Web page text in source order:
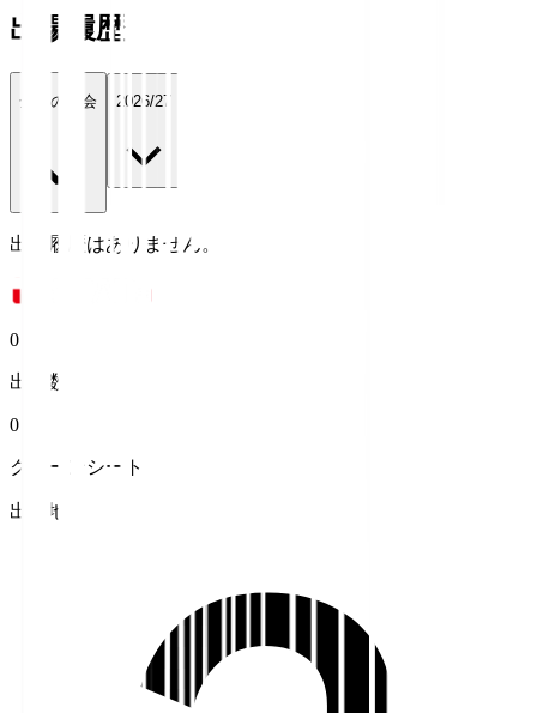
出場履歴
全ての大会 2026/27
出場履歴はありません。
0
出場数
0
クリーンシート
出身地